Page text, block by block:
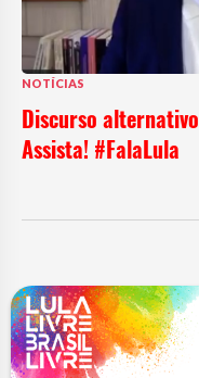
NOTÍCIAS
Discurso
Assista! #FalaLula